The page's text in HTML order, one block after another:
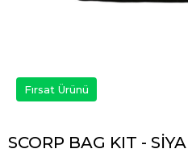
Fırsat Ürünü
SCORP BAG KIT -